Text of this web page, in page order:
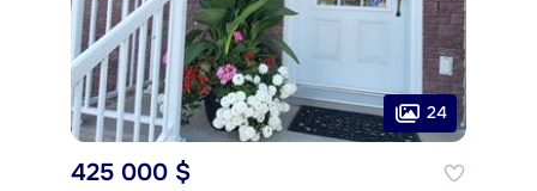
24
425 000 $